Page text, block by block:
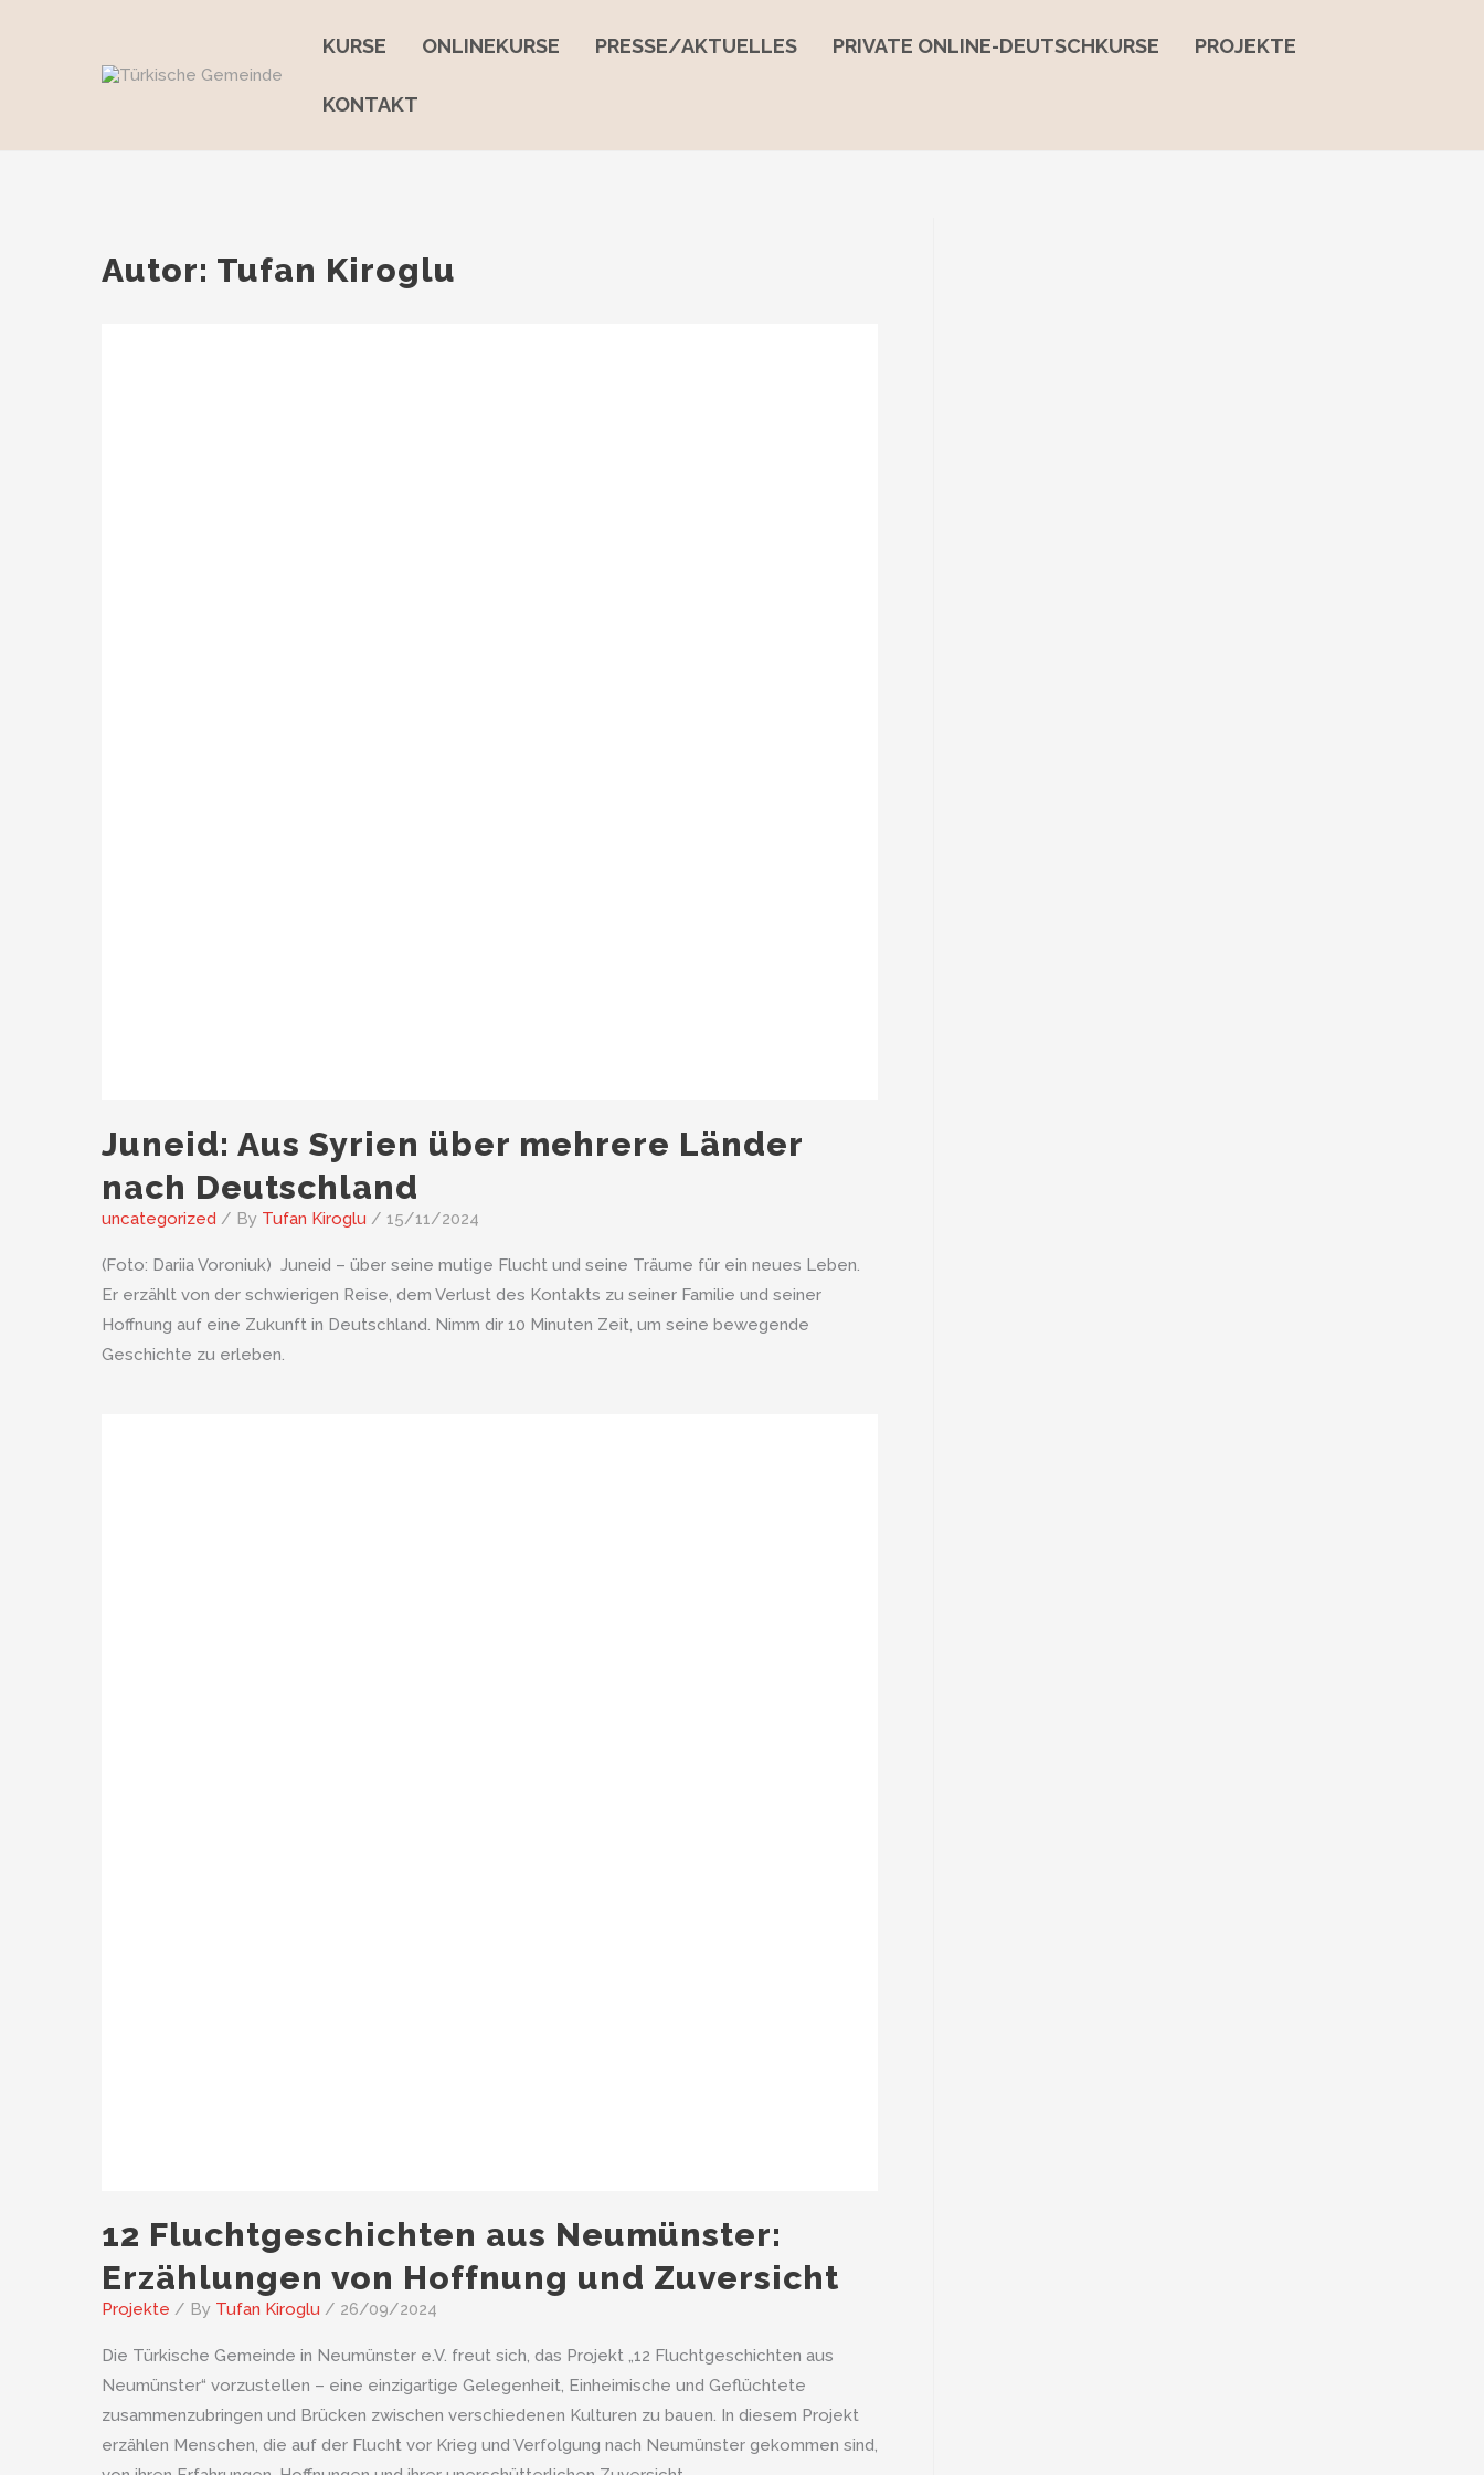
KURSE ONLINEKURSE PRESSE/AKTUELLES PRIVATE ONLINE-DEUTSCHKURSE PROJEKTE
KONTAKT
Autor: Tufan Kiroglu
Juneid: Aus Syrien über mehrere Länder
nach Deutschland
uncategorized / By Tufan Kiroglu / 15/11/2024
(Foto: Dariia Voroniuk) Juneid – über seine mutige Flucht und seine Träume für ein neues Leben.
Er erzählt von der schwierigen Reise, dem Verlust des Kontakts zu seiner Familie und seiner
Hoffnung auf eine Zukunft in Deutschland. Nimm dir 10 Minuten Zeit, um seine bewegende
Geschichte zu erleben.
12 Fluchtgeschichten aus Neumünster:
Erzählungen von Hoffnung und Zuversicht
Projekte / By Tufan Kiroglu / 26/09/2024
Die Türkische Gemeinde in Neumünster e.V. freut sich, das Projekt „12 Fluchtgeschichten aus
Neumünster“ vorzustellen – eine einzigartige Gelegenheit, Einheimische und Geflüchtete
zusammenzubringen und Brücken zwischen verschiedenen Kulturen zu bauen. In diesem Projekt
erzählen Menschen, die auf der Flucht vor Krieg und Verfolgung nach Neumünster gekommen sind,